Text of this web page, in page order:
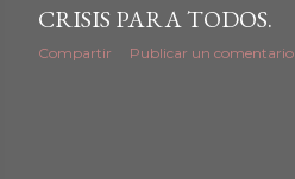
CRISIS PARA TODOS.
Compartir Publicar un comentario